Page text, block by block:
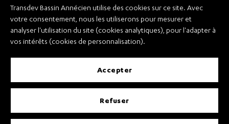
Transdev Bassin Annécien utilise des cookies sur ce site. Avec
votre consentement, nous les utiliserons pour mesurer et
analyser l'utilisation du site (cookies analytiques), pour l'adapter à
vos intérêts (cookies de personnalisation).
accepter
refuser
Transdev Bassin Annécien
Recrutement
Conditions Générales de Vente et Transport
Conditions Générales d’Utilisation
Règlement